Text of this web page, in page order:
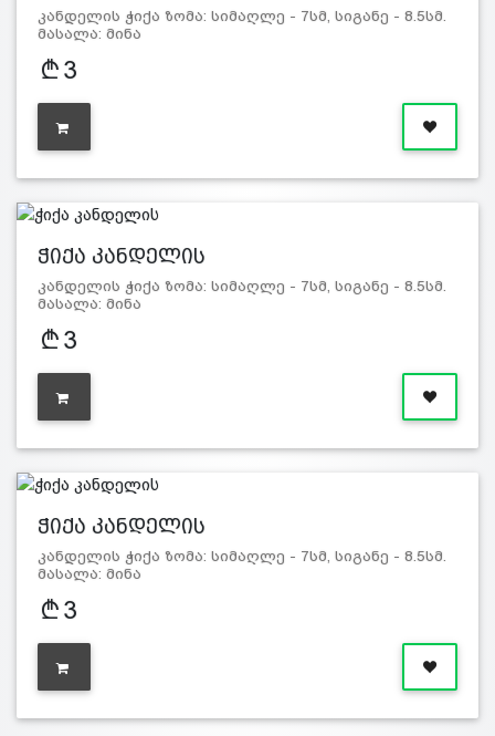
კანდელის ჭიქა ზომა: სიმაღლე - 7სმ, სიგანე - 8.5სმ.
მასალა: მინა
3
ჭიქა კანდელის
კანდელის ჭიქა ზომა: სიმაღლე - 7სმ, სიგანე - 8.5სმ.
მასალა: მინა
3
ჭიქა კანდელის
კანდელის ჭიქა ზომა: სიმაღლე - 7სმ, სიგანე - 8.5სმ.
მასალა: მინა
3